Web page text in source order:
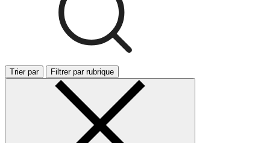
Trier par Filtrer par rubrique